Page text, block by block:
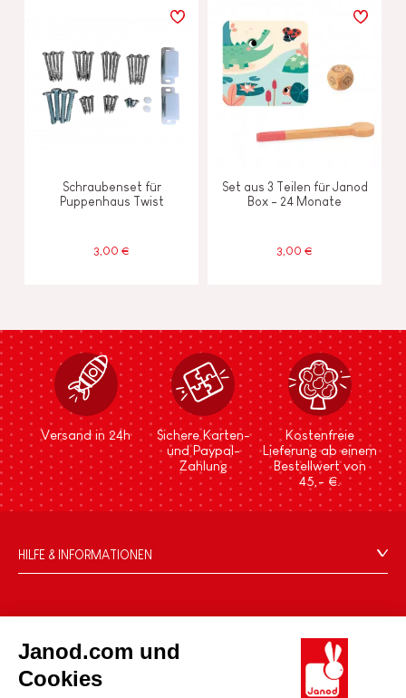
Janod.com und
Cookies
Schraubenset für
Puppenhaus Twist
3,00 €
Set aus 3 Teilen für Janod
Box - 24 Monate
3,00 €
Versand in 24h
Sichere Karten-
und Paypal-
Zahlung
Kostenfreie
Lieferung ab einem
Bestellwert von
45,- €.
HILFE & INFORMATIONEN
FAQ
Kontakt
Händler
DIE WELT VON JANOD
Die Geschichte
Unsere Expertise
UNSERE LEISTUNGEN